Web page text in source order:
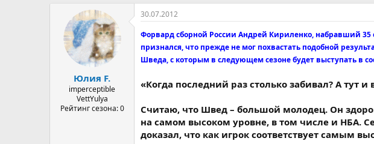
Юлия F.
imperceptible
VettYulya
Рейтинг сезона: 0
30.07.2012
Форвард сборной России Андрей Кириленко, набравший 35
признался, что прежде не мог похвастать подобной
Шведа, с которым в следующем сезоне будет выступать в
«Когда последний раз столько забивал? А тут
Считаю, что Швед – большой молодец. Он
на самом высоком уровне, в том числе и НБА.
доказал, что как игрок соответствует самым